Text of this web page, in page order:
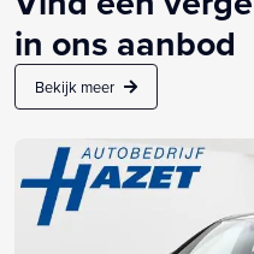
in ons aanbod
Bekijk meer